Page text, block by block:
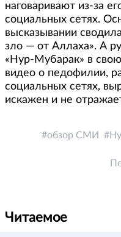
наговаривают из-за
социальных сетях.
высказывании
зло — от Аллаха». А
«Нур-Мубарак» в
видео о педофилии,
социальных сетях,
искажен и не
обзор СМИ
Читаемое